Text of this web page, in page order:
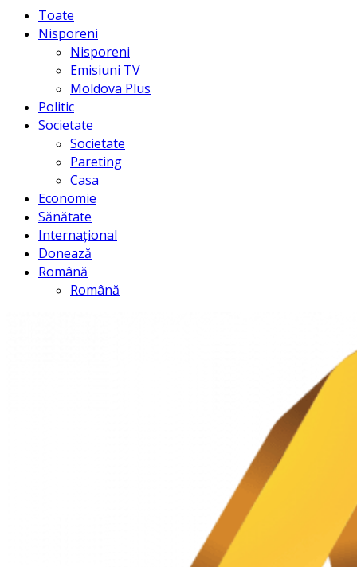
Toate
Nisporeni
Nisporeni
Emisiuni TV
Moldova Plus
Politic
Societate
Societate
Pareting
Casa
Economie
Sănătate
Internațional
Donează
Română
Română